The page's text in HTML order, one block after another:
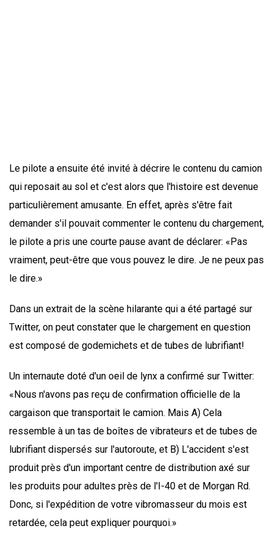
Le pilote a ensuite été invité à décrire le contenu du camion
qui reposait au sol et c'est alors que l'histoire est devenue
particulièrement amusante. En effet, après s'être fait
demander s'il pouvait commenter le contenu du chargement,
le pilote a pris une courte pause avant de déclarer: «Pas
vraiment, peut-être que vous pouvez le dire. Je ne peux pas
le dire.»
Dans un extrait de la scène hilarante qui a été partagé sur
Twitter, on peut constater que le chargement en question
est composé de godemichets et de tubes de lubrifiant!
Un internaute doté d'un oeil de lynx a confirmé sur Twitter:
«Nous n'avons pas reçu de confirmation officielle de la
cargaison que transportait le camion. Mais A) Cela
ressemble à un tas de boîtes de vibrateurs et de tubes de
lubrifiant dispersés sur l'autoroute, et B) L'accident s'est
produit près d'un important centre de distribution axé sur
les produits pour adultes près de l'I-40 et de Morgan Rd.
Donc, si l'expédition de votre vibromasseur du mois est
retardée, cela peut expliquer pourquoi.»